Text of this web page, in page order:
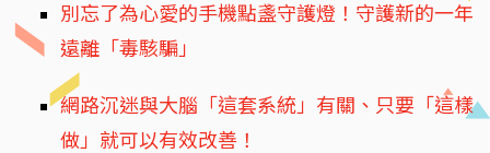
別忘了為心愛的手機點盞守護燈！守護新的一年
遠離「毒駭騙」
網路沉迷與大腦「這套系統」有關、只要「這樣
做」就可以有效改善！